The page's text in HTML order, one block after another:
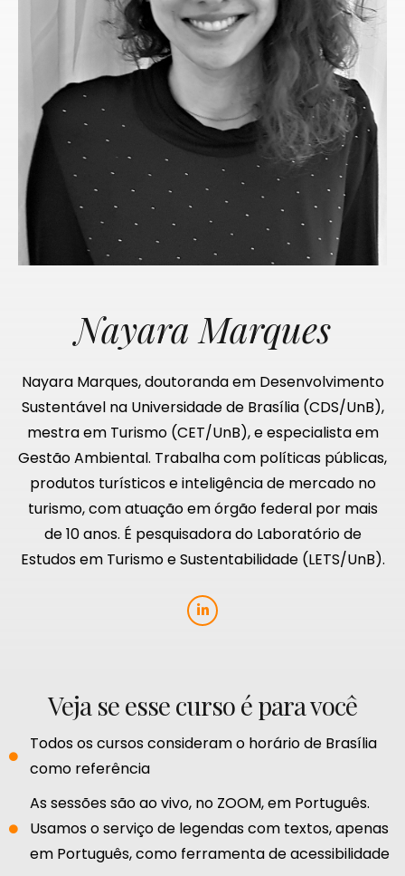
Nayara Marques
Nayara Marques, doutoranda em Desenvolvimento
Sustentável na Universidade de Brasília (CDS/UnB),
mestra em Turismo (CET/UnB), e especialista em
Gestão Ambiental. Trabalha com políticas públicas,
produtos turísticos e inteligência de mercado no
turismo, com atuação em órgão federal por mais
de 10 anos. É pesquisadora do Laboratório de
Estudos em Turismo e Sustentabilidade (LETS/UnB).
Veja se esse curso é para você
Todos os cursos consideram o horário de Brasília
como referência
As sessões são ao vivo, no ZOOM, em Português.
Usamos o serviço de legendas com textos, apenas
em Português, como ferramenta de acessibilidade